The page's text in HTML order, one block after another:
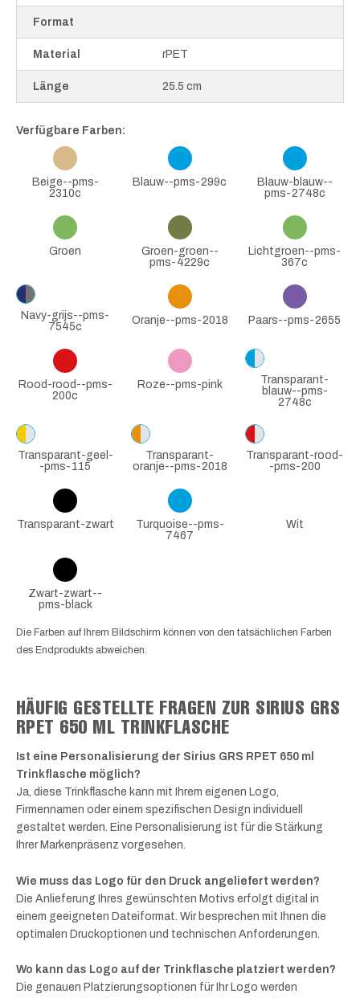
Format
Material rPET
Länge 25.5 cm
Verfügbare Farben:
Beige--pms-
2310c
Blauw--pms-299c
Blauw-blauw--
pms-2748c
Groen
Groen-groen--
pms-4229c
Lichtgroen--pms-
367c
Navy-grijs--pms-
7545c
Oranje--pms-2018 Paars--pms-2655
Rood-rood--pms-
200c
Roze--pms-pink
Transparant-
blauw--pms-
2748c
Transparant-geel-
-pms-115
Transparant-
oranje--pms-2018
Transparant-rood-
-pms-200
Transparant-zwart
Turquoise--pms-
7467
Wit
Zwart-zwart--
pms-black
Die Farben auf Ihrem Bildschirm können von den tatsächlichen Farben
des Endprodukts abweichen.
HÄUFIG GESTELLTE FRAGEN ZUR SIRIUS GRS
RPET 650 ML TRINKFLASCHE
Ist eine Personalisierung der Sirius GRS RPET 650 ml
Trinkflasche möglich?
Ja, diese Trinkflasche kann mit Ihrem eigenen Logo,
Firmennamen oder einem spezifischen Design individuell
gestaltet werden. Eine Personalisierung ist für die Stärkung
Ihrer Markenpräsenz vorgesehen.
Wie muss das Logo für den Druck angeliefert werden?
Die Anlieferung Ihres gewünschten Motivs erfolgt digital in
einem geeigneten Dateiformat. Wir besprechen mit Ihnen die
optimalen Druckoptionen und technischen Anforderungen.
Wo kann das Logo auf der Trinkflasche platziert werden?
Die genauen Platzierungsoptionen für Ihr Logo werden